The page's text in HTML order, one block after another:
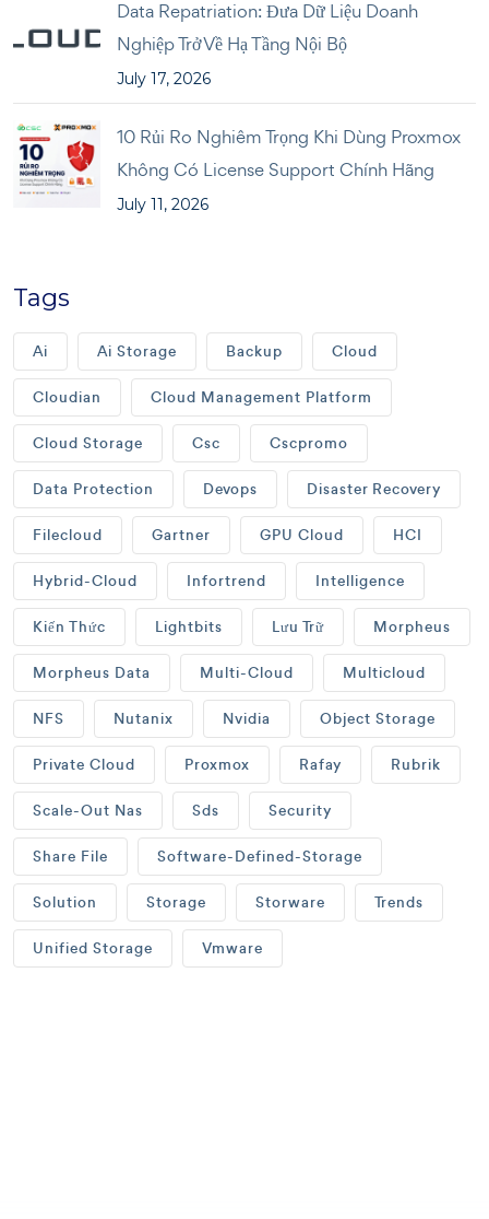
Data Repatriation: Đưa Dữ Liệu Doanh
Nghiệp Trở Về Hạ Tầng Nội Bộ
July 17, 2026
10 Rủi Ro Nghiêm Trọng Khi Dùng Proxmox
Không Có License Support Chính Hãng
July 11, 2026
Tags
Ai Ai Storage Backup Cloud
Cloudian Cloud Management Platform
Cloud Storage Csc Cscpromo
Data Protection Devops Disaster Recovery
Filecloud Gartner GPU Cloud HCI
Hybrid-Cloud Infortrend Intelligence
Kiến Thức Lightbits Lưu Trữ Morpheus
Morpheus Data Multi-Cloud Multicloud
NFS Nutanix Nvidia Object Storage
Private Cloud Proxmox Rafay Rubrik
Scale-Out Nas Sds Security
Share File Software-Defined-Storage
Solution Storage Storware Trends
Unified Storage Vmware